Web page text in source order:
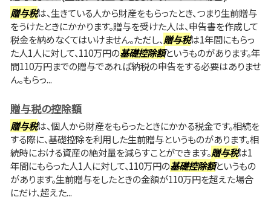
贈与税は、生きている人から財産をもらったとき、つまり生前贈与
をうけたときにかかります。贈与を受けた人は、申告書を作成して
税金を納めなくてはいけません。ただし、贈与税は1年間にもらっ
た人1人に対して、110万円の基礎控除額というものがあります。年
間110万円までの贈与であれば納税の申告をする必要はありませ
ん。もらっ...
贈与税の控除額
贈与税は、個人から財産をもらったときにかかる税金です。相続を
する際に、基礎控除を利用した生前贈与というものがあります。相
続時における資産の絶対量を減らすことができます。贈与税は1
年間にもらった人1人に対して、110万円の基礎控除額というもの
があります。生前贈与をしたときの金額が110万円を超えた場合
にだけ、超えた...